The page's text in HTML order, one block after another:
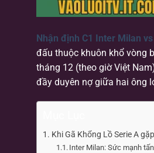
Nhận định C1 Inter Milan
đấu thuộc khuôn khổ vòng
tháng 12 (theo giờ Việt
đầy duyên nợ giữa hai ông
Khi Gã Khổng Lồ Serie A
Inter Milan: Sức mạnh